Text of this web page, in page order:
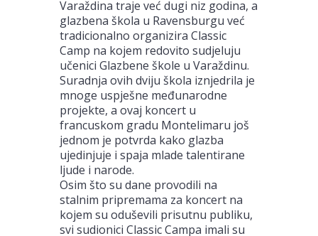
Varaždina traje već dugi niz godina, a
glazbena škola u Ravensburgu već
tradicionalno organizira Classic
Camp na kojem redovito sudjeluju
učenici Glazbene škole u Varaždinu.
Suradnja ovih dviju škola iznjedrila je
mnoge uspješne međunarodne
projekte, a ovaj koncert u
francuskom gradu Montelimaru još
jednom je potvrda kako glazba
ujedinjuje i spaja mlade talentirane
ljude i narode.
Osim što su dane provodili na
stalnim pripremama za koncert na
kojem su oduševili prisutnu publiku,
svi sudionici Classic Campa imali su